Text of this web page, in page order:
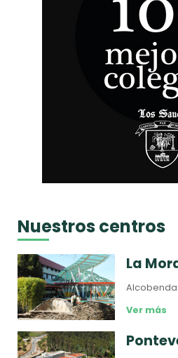
Nuestros centros
La
Ver más